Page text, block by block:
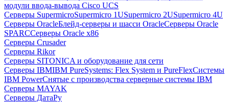
модули ввода-вывода Cisco UCS
Серверы SupermicroSupermicro 1USupermicro 2USupermicro 4U
Серверы OracleБлейд-серверы и шасси OracleСерверы Oracle
SPARCСерверы Oracle x86
Серверы Crusader
Серверы Rikor
Серверы SITONICA и оборудование для сети
Серверы IBMIBM PureSystems: Flex System и PureFlexСистемы
IBM PowerСнятые с производства серверные системы IBM
Серверы MAYAK
Серверы ДатаРу